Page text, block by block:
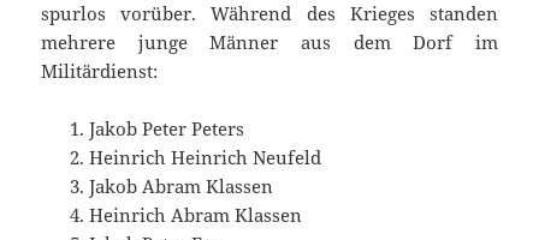
spurlos vorüber. Während des Krieges standen
mehrere junge Männer aus dem Dorf im
Militärdienst:
Jakob Peter Peters
Heinrich Heinrich Neufeld
Jakob Abram Klassen
Heinrich Abram Klassen